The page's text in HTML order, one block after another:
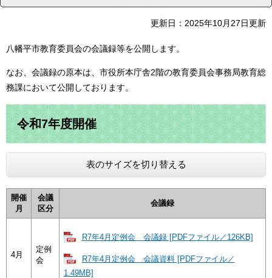
更新日：2025年10月27日更新
八幡平市教育委員会の会議録等を公開します。
なお、会議録の原本は、市役所本庁舎2階の教育委員会事務局教育総
務課において公開しております。
令和7年度開催
表のサイズを切り替える
開催
月
会議
区分
会議録
4月
定例
会
R7年4月定例会 会議録 [PDFファイル／126KB]
R7年4月定例会 会議資料 [PDFファイル／
1.49MB]